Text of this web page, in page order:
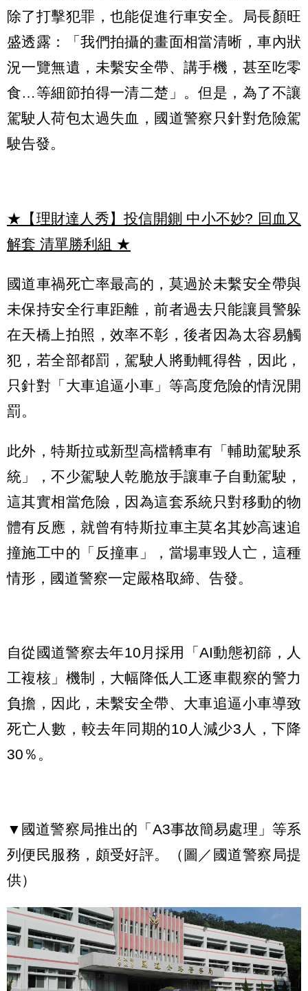
除了打擊犯罪，也能促進行車安全。局長顏旺
盛透露：「我們拍攝的畫面相當清晰，車內狀
況一覽無遺，未繫安全帶、講手機，甚至吃零
食…等細節拍得一清二楚」。但是，為了不讓
駕駛人荷包太過失血，國道警察只針對危險駕
駛告發。
★【理財達人秀】投信開鍘 中小不妙? 回血又
解套 清單勝利組 ★
國道車禍死亡率最高的，莫過於未繫安全帶與
未保持安全行車距離，前者過去只能讓員警躲
在天橋上拍照，效率不彰，後者因為太容易觸
犯，若全部都罰，駕駛人將動輒得咎，因此，
只針對「大車追逼小車」等高度危險的情況開
罰。
此外，特斯拉或新型高檔轎車有「輔助駕駛系
統」，不少駕駛人乾脆放手讓車子自動駕駛，
這其實相當危險，因為這套系統只對移動的物
體有反應，就曾有特斯拉車主莫名其妙高速追
撞施工中的「反撞車」，當場車毀人亡，這種
情形，國道警察一定嚴格取締、告發。
自從國道警察去年10月採用「AI動態初篩，人
工複核」機制，大幅降低人工逐車觀察的警力
負擔，因此，未繫安全帶、大車追逼小車導致
死亡人數，較去年同期的10人減少3人，下降
30％。
▼國道警察局推出的「A3事故簡易處理」等系
列便民服務，頗受好評。（圖／國道警察局提
供）